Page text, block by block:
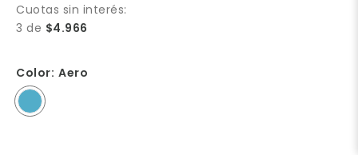
Cuotas sin interés:
3 de $4.966
Color: Aero